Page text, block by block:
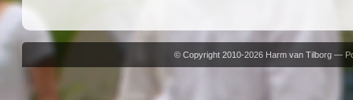
© Copyright 2010-2026 Harm van Tilborg —